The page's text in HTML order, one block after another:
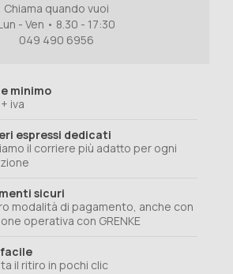
Chiama quando vuoi
- Ven • 8.30 - 17:30
049 490 6956
minimo
iva
espressi dedicati
il corriere più adatto per ogni
sicuri
modalità di pagamento, anche con
operativa con GRENKE
facile
il ritiro in pochi clic